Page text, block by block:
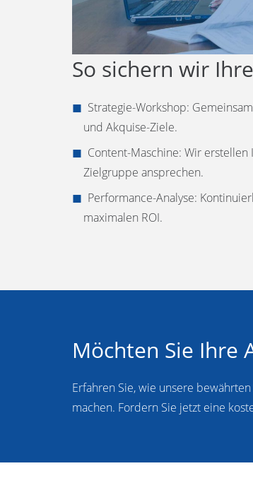
So sichern wir
Strategie-Workshop:
und Akquise-Ziele.
Content-Maschine: Wir
Zielgruppe ansprechen.
Performance-Analyse:
maximalen ROI.
Möchten Sie Ihre
Erfahren Sie, wie unsere
machen. Fordern Sie jetzt eine